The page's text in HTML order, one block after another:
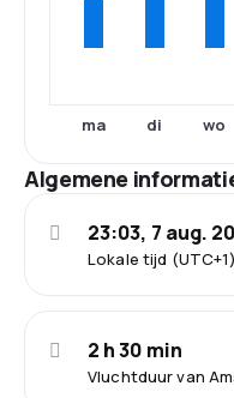
ma di wo
Algemene
Lokale tijd (UTC+1)
23:03, 7 aug.
Vluchtduur van
2 h 30 min